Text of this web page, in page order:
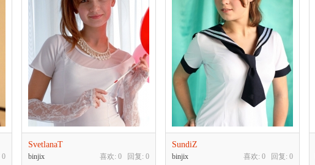
0
SvetlanaT
喜欢: 0 回复: 0
binjix
SundiZ
喜欢: 0 回复: 0
binjix